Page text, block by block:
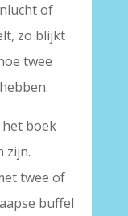
of
zo blijkt
twee
het boek
zijn.
twee of
buffel